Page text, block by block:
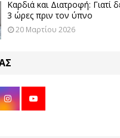
Καρδιά και Διατροφή: Γιατί
3 ώρες πριν τον ύπνο
20 Μαρτίου 2026